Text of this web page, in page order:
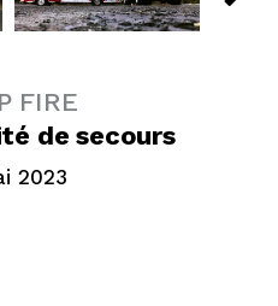
FIRE
de secours
2023